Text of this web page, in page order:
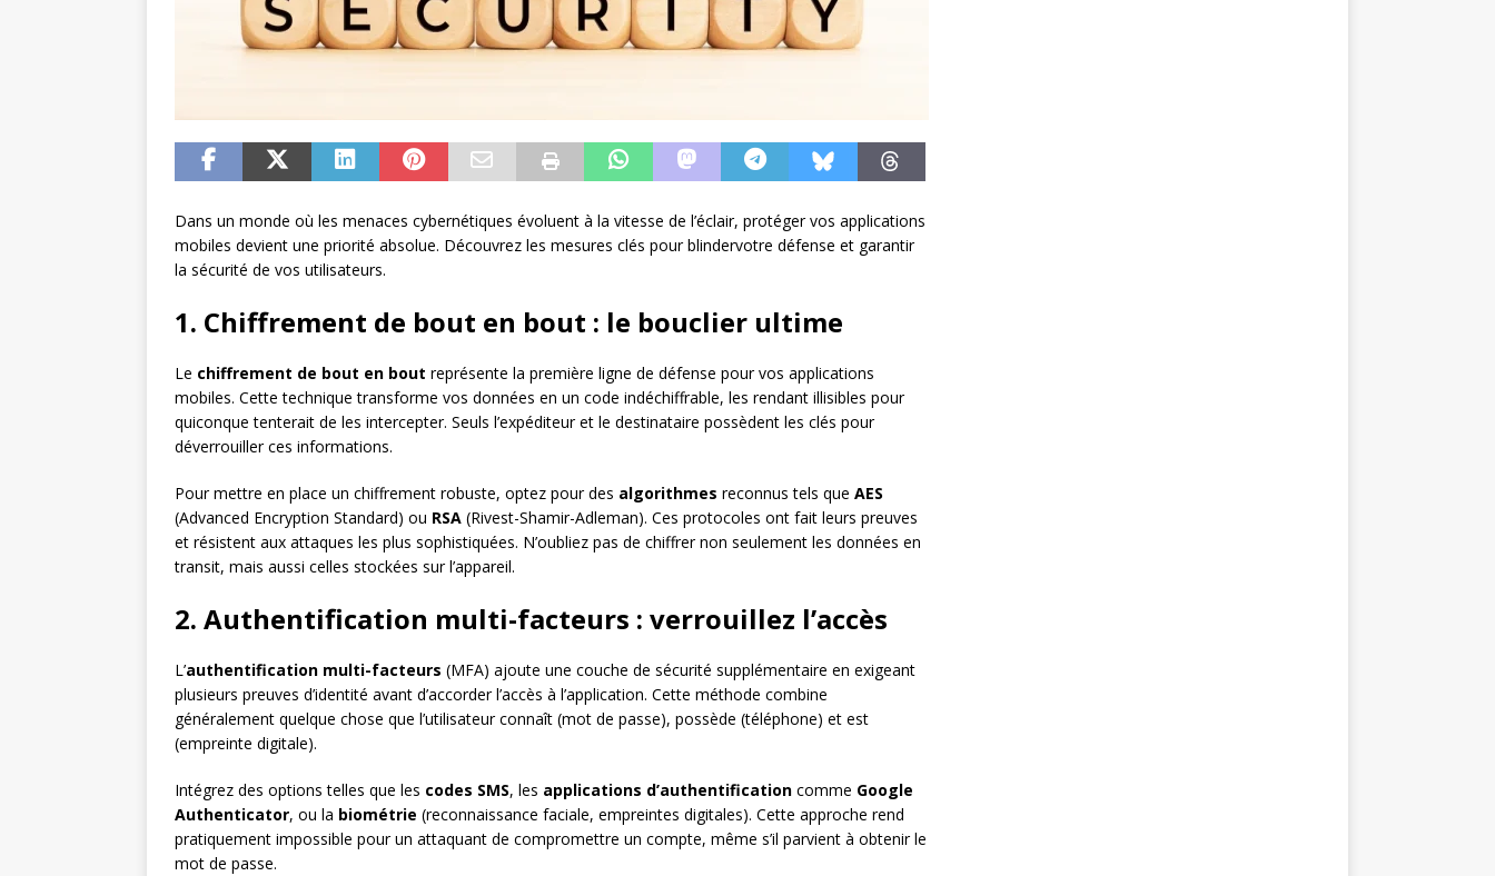
Dans un monde où les menaces cybernétiques évoluent à la vitesse de l’éclair, protéger vos applications
mobiles devient une priorité absolue. Découvrez les mesures clés pour blindervotre défense et garantir
la sécurité de vos utilisateurs.
1. Chiffrement de bout en bout : le bouclier ultime
Le chiffrement de bout en bout représente la première ligne de défense pour vos applications
mobiles. Cette technique transforme vos données en un code indéchiffrable, les rendant illisibles pour
quiconque tenterait de les intercepter. Seuls l’expéditeur et le destinataire possèdent les clés pour
déverrouiller ces informations.
Pour mettre en place un chiffrement robuste, optez pour des algorithmes reconnus tels que AES
(Advanced Encryption Standard) ou RSA (Rivest-Shamir-Adleman). Ces protocoles ont fait leurs preuves
et résistent aux attaques les plus sophistiquées. N’oubliez pas de chiffrer non seulement les données en
transit, mais aussi celles stockées sur l’appareil.
2. Authentification multi-facteurs : verrouillez l’accès
L’authentification multi-facteurs (MFA) ajoute une couche de sécurité supplémentaire en exigeant
plusieurs preuves d’identité avant d’accorder l’accès à l’application. Cette méthode combine
généralement quelque chose que l’utilisateur connaît (mot de passe), possède (téléphone) et est
(empreinte digitale).
Intégrez des options telles que les codes SMS, les applications d’authentification comme Google
Authenticator, ou la biométrie (reconnaissance faciale, empreintes digitales). Cette approche rend
pratiquement impossible pour un attaquant de compromettre un compte, même s’il parvient à obtenir le
mot de passe.